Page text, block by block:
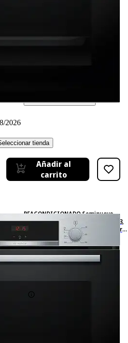
Ficha técnica
Simula tu financiación*
2026
tienda
Añadir al
carrito
REACONDICIONADO Seminuevo
Excelente Horno - Bosch HBA514ES3,
Serie 4, Multifunción, Limpieza por
agua, 71 l, HotAir 3D, Mandos
ocultables, 60 cm, inox
3Basado en 3 valoraciones